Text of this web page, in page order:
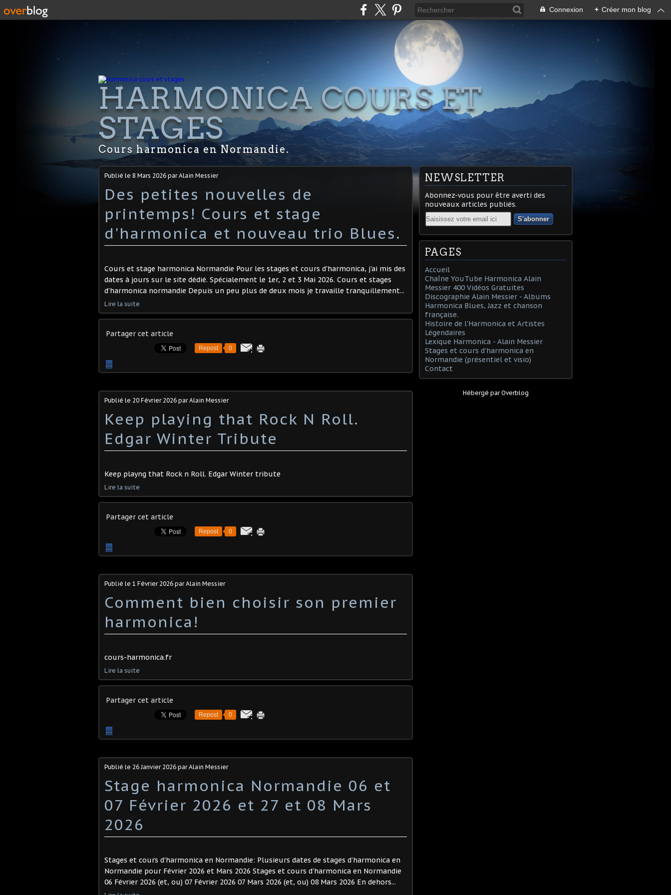
Connexion + Créer mon blog
HARMONICA COURS ET
STAGES
Cours harmonica en Normandie.
Publié le 8 Mars 2026 par Alain Messier
Des petites nouvelles de
printemps! Cours et stage
d'harmonica et nouveau trio Blues.
Cours et stage harmonica Normandie Pour les stages et cours d'harmonica, j'ai mis des
dates à jours sur le site dédié. Spécialement le 1er, 2 et 3 Mai 2026. Cours et stages
d'harmonica normandie Depuis un peu plus de deux mois je travaille tranquillement...
Lire la suite
Partager cet article
Repost 0
…
Publié le 20 Février 2026 par Alain Messier
Keep playing that Rock N Roll.
Edgar Winter Tribute
Keep playng that Rock n Roll. Edgar Winter tribute
Lire la suite
Partager cet article
Repost 0
…
Publié le 1 Février 2026 par Alain Messier
Comment bien choisir son premier
harmonica!
cours-harmonica.fr
Lire la suite
Partager cet article
Repost 0
…
Publié le 26 Janvier 2026 par Alain Messier
Stage harmonica Normandie 06 et
07 Février 2026 et 27 et 08 Mars
2026
Stages et cours d'harmonica en Normandie: Plusieurs dates de stages d’harmonica en
Normandie pour Février 2026 et Mars 2026 Stages et cours d'harmonica en Normandie
06 Février 2026 (et, ou) 07 Février 2026 07 Mars 2026 (et, ou) 08 Mars 2026 En dehors...
NEWSLETTER
Abonnez-vous pour être averti des
nouveaux articles publiés.
Email
PAGES
Accueil
Chaîne YouTube Harmonica Alain
Messier 400 Vidéos Gratuites
Discographie Alain Messier - Albums
Harmonica Blues, Jazz et chanson
française.
Histoire de l'Harmonica et Artistes
Légendaires
Lexique Harmonica - Alain Messier
Stages et cours d’harmonica en
Normandie (présentiel et visio)
Contact
Hébergé parOverblog